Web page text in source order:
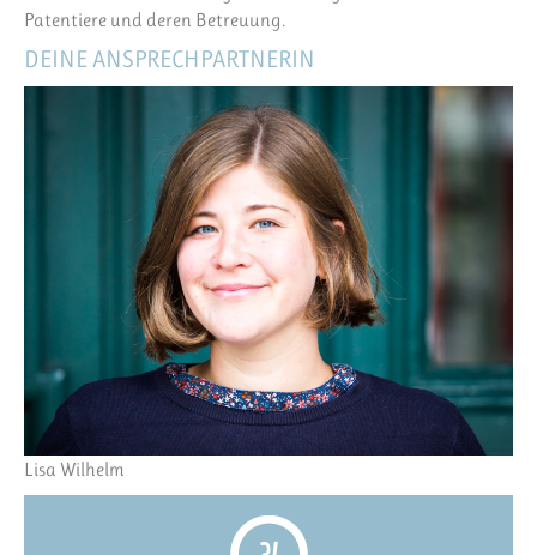
Patentiere und deren Betreuung.
DEINE ANSPRECHPARTNERIN
Lisa Wilhelm